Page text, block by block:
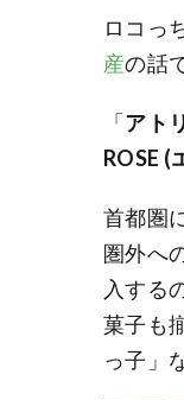
ロコっ
産の話
「アト
ROSE (
首都圏
圏外へ
入する
菓子も
っ子」